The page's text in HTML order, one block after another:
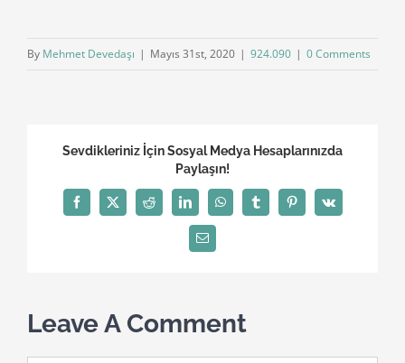
By Mehmet Devedaşı | Mayıs 31st, 2020 | 924.090 | 0 Comments
Sevdikleriniz İçin Sosyal Medya Hesaplarınızda
Paylaşın!
Facebook
X Reddit LinkedInWhatsAppTumblrPinterest
Vk
Email
Leave A Comment